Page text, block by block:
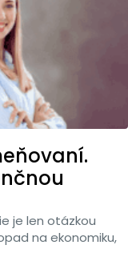
je len otázkou
na ekonomiku,